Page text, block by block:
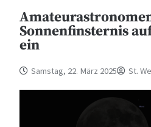
Sonnenfinsternis
ein
Samstag, 22. März 2025 St.